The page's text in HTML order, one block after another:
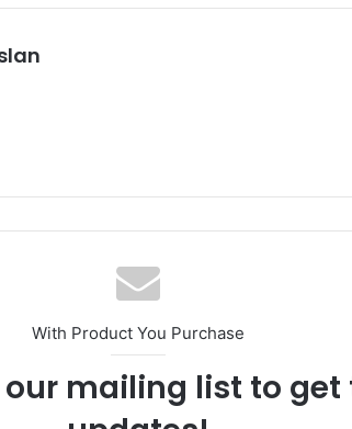
With Product You Purchase
mailing list to get